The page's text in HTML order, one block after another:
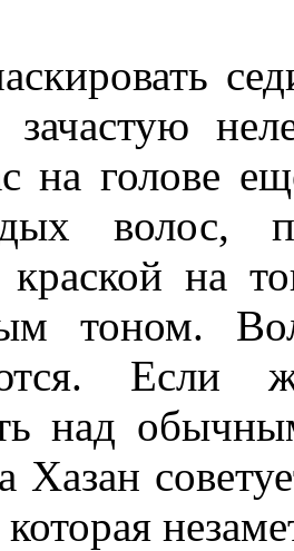
зачастую
на голове
волос,
краской на
тоном.
Если
над
Хазан